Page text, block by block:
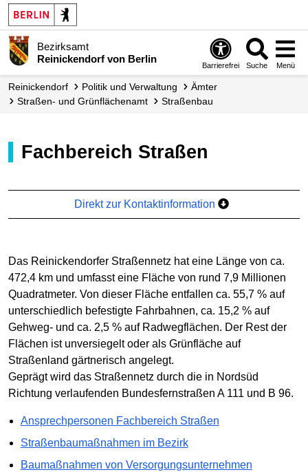
Bezirksamt
Reinickendorf von Berlin
Barrierefrei Suche Menü
Reinickendorf Politik und Verwaltung
Ämter
Straßen- und Grünflächen­amt
Straßenbau
Fachbereich Straßen
Direkt zur Kontaktinformation
Das Reinickendorfer Straßennetz hat eine Länge von ca.
472,4 km und umfasst eine Fläche von rund 7,9 Millionen
Quadratmeter. Von dieser Fläche entfallen ca. 55,7 % auf
unterschiedlich befestigte Fahrbahnen, ca. 15,2 % auf
Gehweg- und ca. 2,5 % auf Radwegflächen. Der Rest der
Flächen ist unversiegelt oder als Grünfläche auf
Straßenland gärtnerisch angelegt.
Geprägt wird das Straßennetz durch die in Nordsüd
Richtung verlaufenden Bundesfernstraßen A 111 und B 96.
Ansprechpersonen Fachbereich Straßen
Straßenbaumaßnahmen im Bezirk
Baumaßnahmen von Versorgungsunternehmen